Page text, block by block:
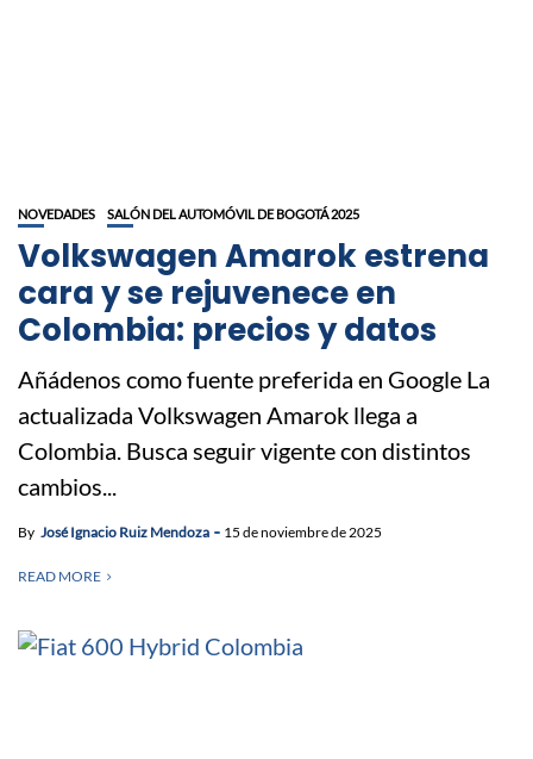
NOVEDADES SALÓN DEL AUTOMÓVIL DE BOGOTÁ 2025
Volkswagen Amarok estrena
cara y se rejuvenece en
Colombia: precios y datos
Añádenos como fuente preferida en Google La
actualizada Volkswagen Amarok llega a
Colombia. Busca seguir vigente con distintos
cambios...
By José Ignacio Ruiz Mendoza 15 de noviembre de 2025
READ MORE